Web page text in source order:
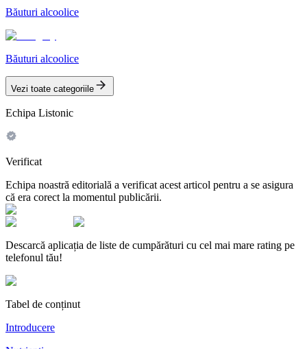
Băuturi alcoolice
Băuturi alcoolice
Vezi toate categoriile
Echipa Listonic
Verificat
Echipa noastră editorială a verificat acest articol pentru a se asigura
că era corect la momentul publicării.
Descarcă aplicația de liste de cumpărături cu cel mai mare rating pe
telefonul tău!
Tabel de conținut
Introducere